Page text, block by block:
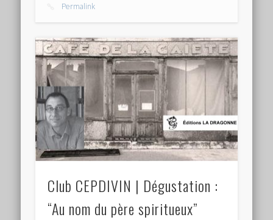
Permalink
Club CEPDIVIN | Dégustation :
“Au nom du père spiritueux”